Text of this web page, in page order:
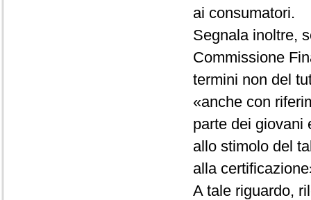
ai consumatori.
Segnala inoltre,
Commissione
termini non del
«anche con
parte dei giovani
allo stimolo del
alla
A tale riguardo,